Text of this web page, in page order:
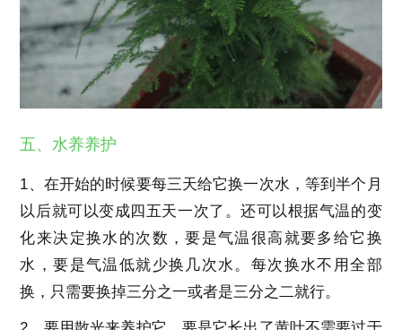
五、水养养护
1、在开始的时候要每三天给它换一次水，等到半个月
以后就可以变成四五天一次了。还可以根据气温的变
化来决定换水的次数，要是气温很高就要多给它换
水，要是气温低就少换几次水。每次换水不用全部
换，只需要换掉三分之一或者是三分之二就行。